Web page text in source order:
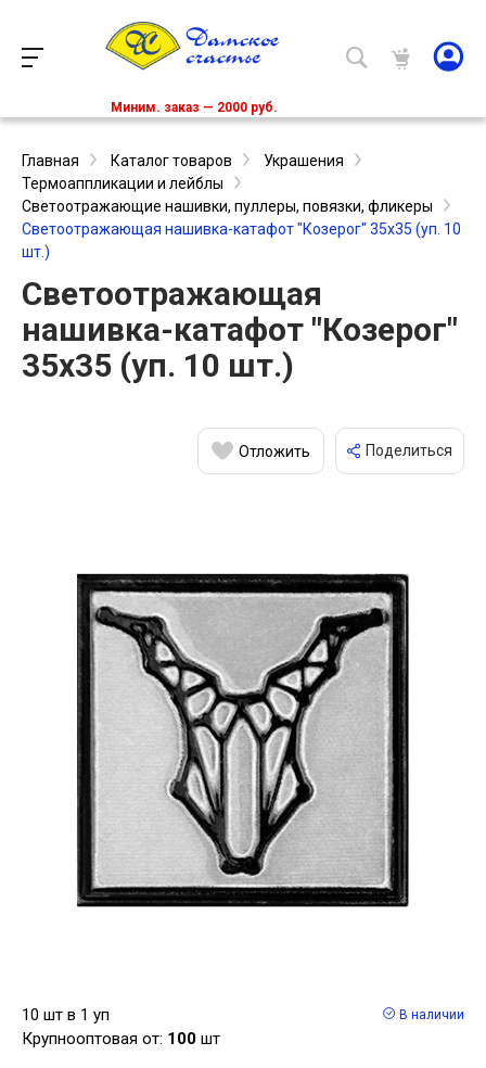
Миним. заказ — 2000 руб.
Главная Каталог товаров
Украшения
Термоаппликации и лейблы
Светоотражающие нашивки, пуллеры, повязки, фликеры
Светоотражающая нашивка-катафот "Козерог" 35х35 (уп. 10
шт.)
Светоотражающая
нашивка-катафот "Козерог"
35х35 (уп. 10 шт.)
Отложить Поделиться
10 шт в 1 уп
Крупнооптовая от: 100 шт
В наличии